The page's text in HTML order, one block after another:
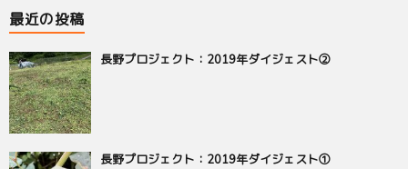
最近の投稿
長野プロジェクト：2019年ダイジェスト②
長野プロジェクト：2019年ダイジェスト①